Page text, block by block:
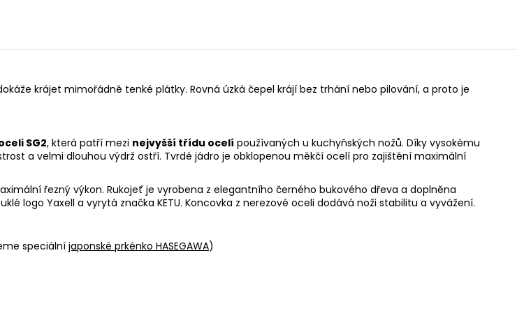
krájet mimořádně tenké plátky. Rovná úzká čepel krájí bez trhání nebo pilování, a proto je
SG2, která patří mezi nejvyšší třídu ocelí používaných u kuchyňských nožů. Díky vysokému
a velmi dlouhou výdrž ostří. Tvrdé jádro je obklopenou měkčí ocelí pro zajištění maximální
řezný výkon. Rukojeť je vyrobena z elegantního černého bukového dřeva a doplněna
logo Yaxell a vyrytá značka KETU. Koncovka z nerezové oceli dodává noži stabilitu a vyvážení.
speciální japonské prkénko HASEGAWA)